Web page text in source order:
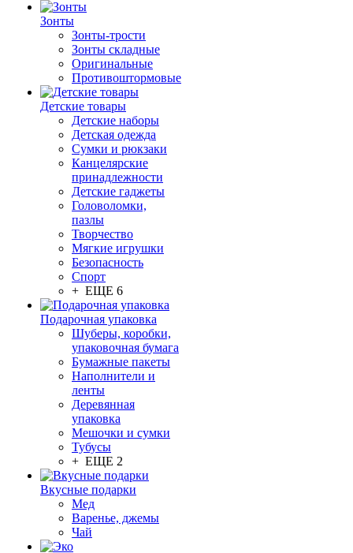
Зонты
Зонты-трости
Зонты складные
Оригинальные
Противоштормовые
Детские товары
Детские наборы
Детская одежда
Сумки и рюкзаки
Канцелярские
принадлежности
Детские гаджеты
Головоломки,
пазлы
Творчество
Мягкие игрушки
Безопасность
Спорт
+ ЕЩЕ 6
Подарочная упаковка
Шуберы, коробки,
упаковочная бумага
Бумажные пакеты
Наполнители и
ленты
Деревянная
упаковка
Мешочки и сумки
Тубусы
+ ЕЩЕ 2
Вкусные подарки
Мед
Варенье, джемы
Чай